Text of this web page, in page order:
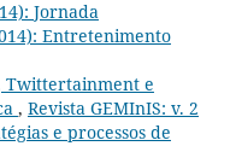
Jornada
Entretenimento
Twittertainment e
, Revista GEMInIS: v. 2
e processos de